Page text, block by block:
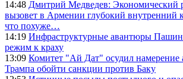
14:48 Дмитрий Медведев: Экономический
вызовет в Армении глубокий внутренний
что похуже…
14:19 Инфраструктурные авантюры
режим к краху
13:09 Комитет "Ай Дат" осудил намерение
Трампа обойти санкции против Баку